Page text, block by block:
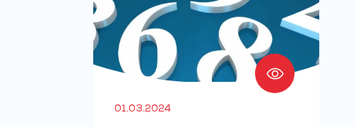
01.03.2024